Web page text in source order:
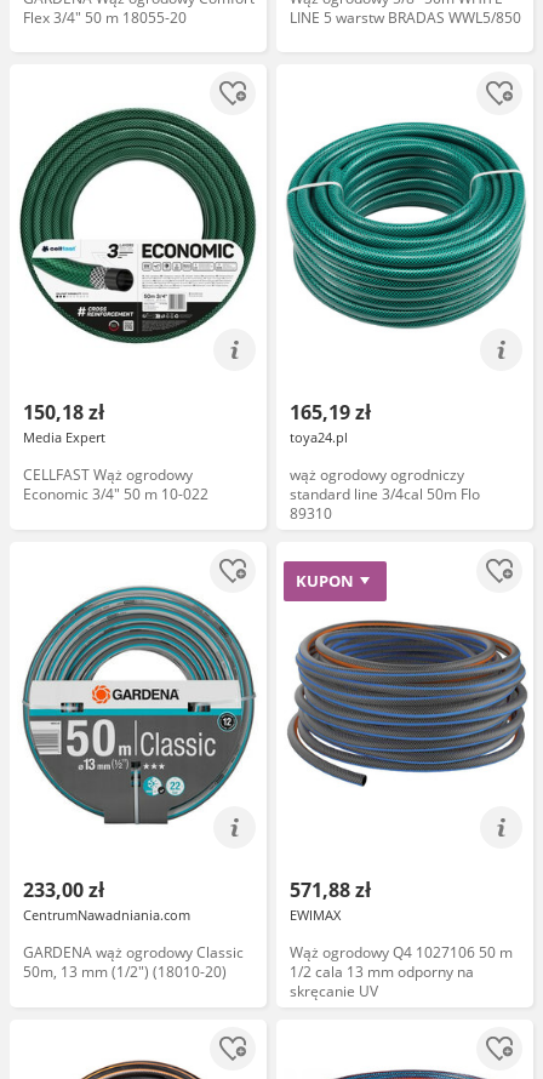
Flex 3/4" 50 m 18055-20
LINE 5 warstw BRADAS WWL5/850
150,18 zł
Media Expert
CELLFAST Wąż ogrodowy
Economic 3/4" 50 m 10-022
165,19 zł
toya24.pl
wąż ogrodowy ogrodniczy
standard line 3/4cal 50m Flo
89310
233,00 zł
CentrumNawadniania.com
GARDENA wąż ogrodowy Classic
50m, 13 mm (1/2") (18010-20)
KUPON
571,88 zł
EWIMAX
Wąż ogrodowy Q4 1027106 50 m
1/2 cala 13 mm odporny na
skręcanie UV